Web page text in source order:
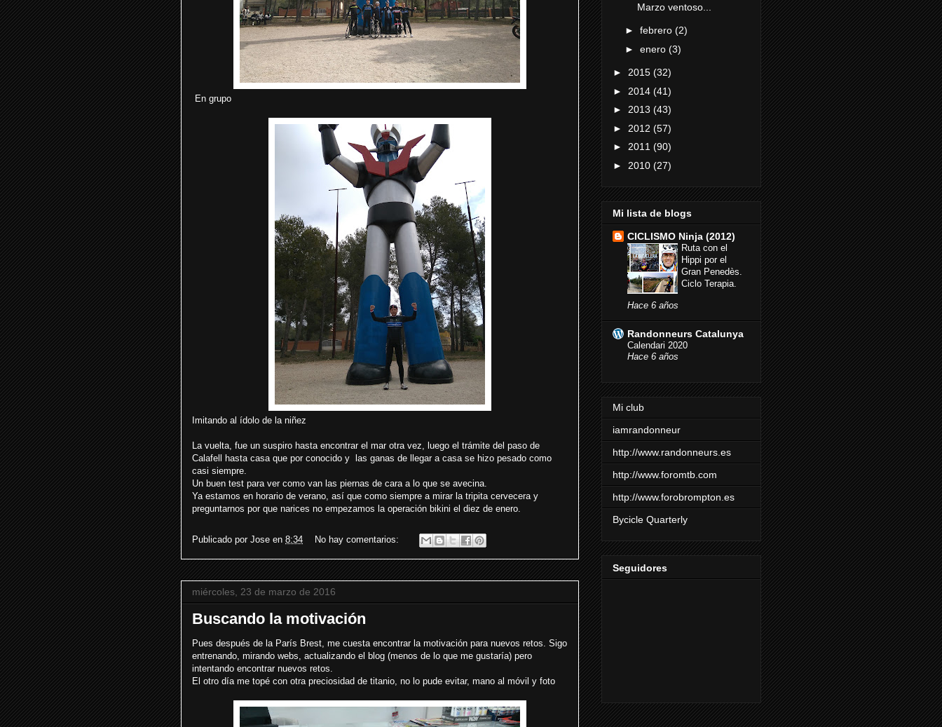
En grupo
Imitando al ídolo de la niñez
La vuelta, fue un suspiro hasta encontrar el mar otra vez, luego el trámite del paso de
Calafell hasta casa que por conocido y las ganas de llegar a casa se hizo pesado como
casi siempre.
Un buen test para ver como van las piernas de cara a lo que se avecina.
Ya estamos en horario de verano, así que como siempre a mirar la tripita cervecera y
preguntarnos por que narices no empezamos la operación bikini el diez de enero.
Publicado por Jose en 8:34 No hay comentarios:
miércoles, 23 de marzo de 2016
Buscando la motivación
Pues después de la París Brest, me cuesta encontrar la motivación para nuevos retos. Sigo
entrenando, mirando webs, actualizando el blog (menos de lo que me gustaría) pero
intentando encontrar nuevos retos.
El otro día me topé con otra preciosidad de titanio, no lo pude evitar, mano al móvil y foto
Marzo ventoso...
► febrero (2)
► enero (3)
► 2015 (32)
► 2014 (41)
► 2013 (43)
► 2012 (57)
► 2011 (90)
► 2010 (27)
Mi lista de blogs
CICLISMO Ninja (2012)
Ruta con el
Hippi por el
Gran Penedès.
Ciclo Terapia.
Hace 6 años
Randonneurs Catalunya
Calendari 2020
Hace 6 años
Mi club
iamrandonneur
http://www.randonneurs.es
http://www.foromtb.com
http://www.forobrompton.es
Bycicle Quarterly
Seguidores